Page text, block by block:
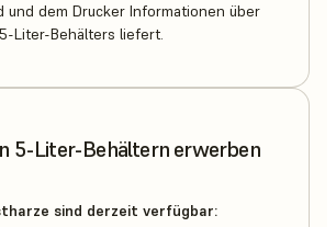
dem Drucker Informationen über
Liter-Behälters liefert.
5-Liter-Behältern erwerben
sind derzeit verfügbar: